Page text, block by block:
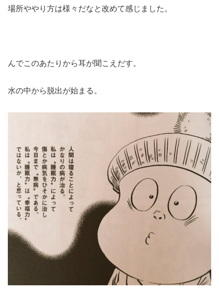
場所ややり方は様々だなと改めて感じました。
んでこのあたりから耳が聞こえだす。
水の中から脱出が始まる。